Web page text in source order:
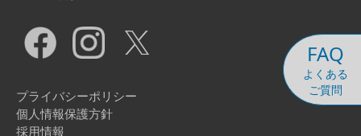
FAQ
よくある
ご質問
プライバシーポリシー
個人情報保護方針
採用情報